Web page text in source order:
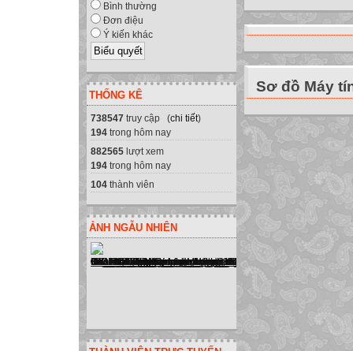
Bình thường
Đơn điệu
Ý kiến khác
THỐNG KÊ
738547 truy cập (chi tiết)
194 trong hôm nay
882565 lượt xem
194 trong hôm nay
104 thành viên
ẢNH NGẪU NHIÊN
Cú pháp khai
Var: array[..] of;
Chỉ số đầu, chỉ
Chỉ số đầu ≤ chỉ
Giữa hai chỉ số
[chỉ số]
Tham chiếu tới
Bài học đã
KẾT THÚC
Sơ đồ Máy